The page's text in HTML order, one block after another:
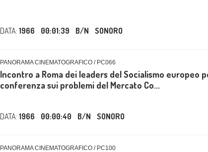
DATA: 1966 00:01:39 B/N SONORO
PANORAMA CINEMATOGRAFICO / PC066
Incontro a Roma dei leaders del Socialismo europeo
conferenza sui problemi del Mercato Co...
DATA: 1966 00:00:40 B/N SONORO
PANORAMA CINEMATOGRAFICO / PC100